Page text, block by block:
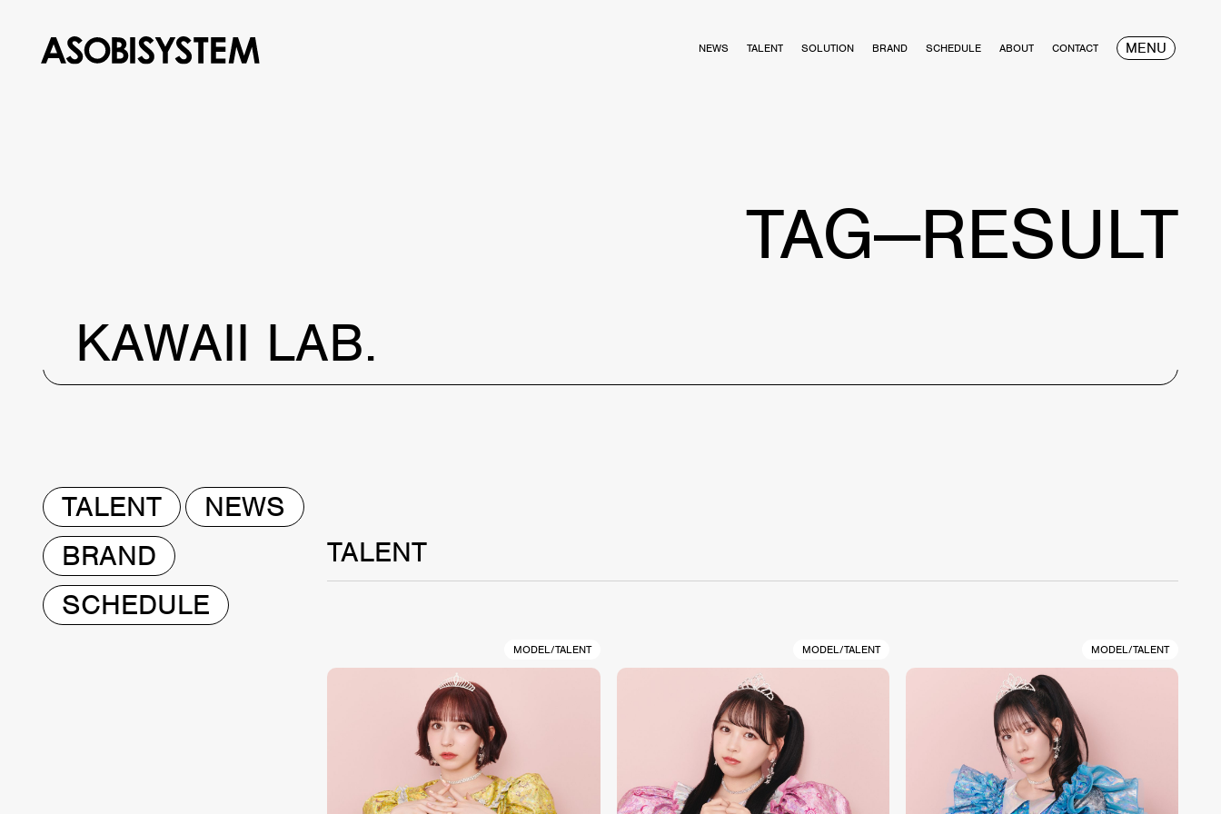
NEWS TALENT SOLUTION BRAND SCHEDULE ABOUT CONTACT MENU
TAG—RESULT
KAWAII LAB.
TALENT
NEWS
BRAND
SCHEDULE
TALENT
MODEL/TALENT MODEL/TALENT MODEL/TALENT